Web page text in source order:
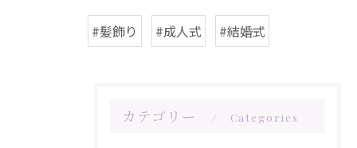
#髪飾り #成人式 #結婚式
カテゴリー Categories